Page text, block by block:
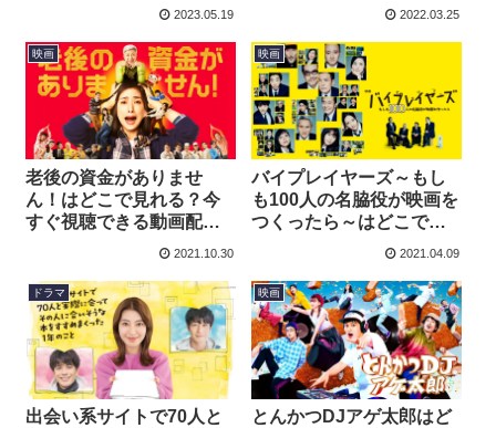
2023.05.19 2022.03.25
映画
老後の資金がありませ
ん！はどこで見れる？今
すぐ視聴できる動画配信
サービスを紹介！
2021.10.30
映画
バイプレイヤーズ～もし
も100人の名脇役が映画を
つくったら～はどこで見
れる？今すぐ視聴できる
介！
2021.04.09
ドラマ
出会い系サイトで70人と
映画
とんかつDJアゲ太郎はど